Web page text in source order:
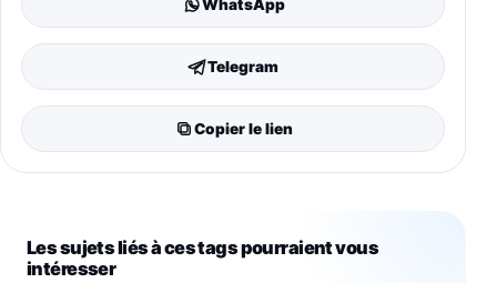
WhatsApp
Telegram
Copier le lien
Les sujets liés à ces tags pourraient vous
intéresser